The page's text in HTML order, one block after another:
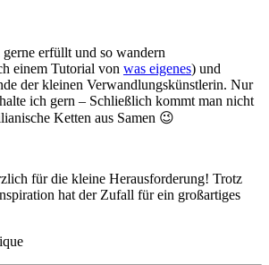
erfüllt und so wandern
einem Tutorial von was eigenes) und
der kleinen Verwandlungskünstlerin. Nur
ich gern – Schließlich kommt man nicht
Ketten aus Samen 😉
für die kleine Herausforderung! Trotz
hat der Zufall für ein großartiges